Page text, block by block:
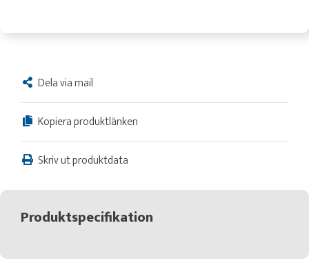
Dela via mail
Kopiera produktlänken
Skriv ut produktdata
Produktspecifikation